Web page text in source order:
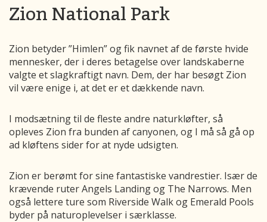
Zion National Park
Zion betyder ”Himlen” og fik navnet af de første hvide
mennesker, der i deres betagelse over landskaberne
valgte et slagkraftigt navn. Dem, der har besøgt Zion
vil være enige i, at det er et dækkende navn.
I modsætning til de fleste andre naturkløfter, så
opleves Zion fra bunden af canyonen, og I må så gå op
ad kløftens sider for at nyde udsigten.
Zion er berømt for sine fantastiske vandrestier. Især de
krævende ruter Angels Landing og The Narrows. Men
også lettere ture som Riverside Walk og Emerald Pools
byder på naturoplevelser i særklasse.